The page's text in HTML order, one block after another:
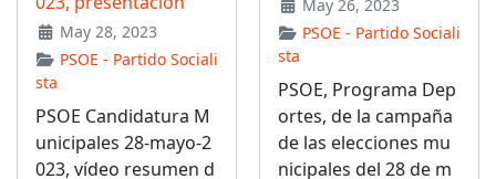
May 28, 2023
PSOE - Partido Sociali
sta
PSOE Candidatura M
unicipales 28-mayo-2
023, vídeo resumen d
May 26, 2023
PSOE - Partido Sociali
sta
PSOE, Programa Dep
ortes, de la campaña
de las elecciones mu
nicipales del 28 de m